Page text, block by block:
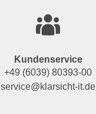
Kundenservice
+49 (6039) 80393-00
service@klarsicht-it.de